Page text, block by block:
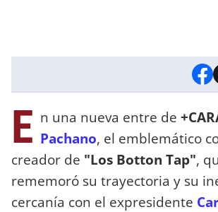
E n una nueva entre de
Pachano, el emblemático
creador de "Los Botton Tap",
rememoró su trayectoria y su
cercanía con el expresidente